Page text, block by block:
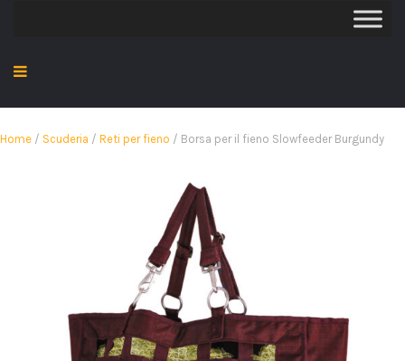
Home / Scuderia / Reti per fieno / Borsa per il fieno Slowfeeder Burgundy